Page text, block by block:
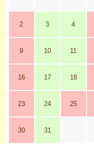
2 3 4
9 10 11
16 17 18
23 24 25
30 31